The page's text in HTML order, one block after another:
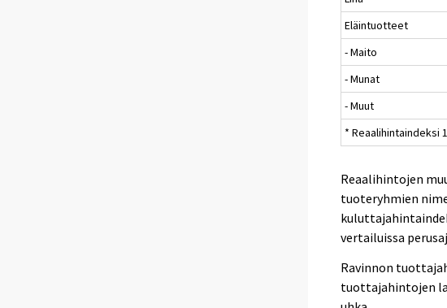
Eläintuotteet
- Maito
- Munat
- Muut
* Reaalihintaindeksi
Reaalihintojen
tuoteryhmien
vertailuissa
Ravinnon
tuottajahintojen